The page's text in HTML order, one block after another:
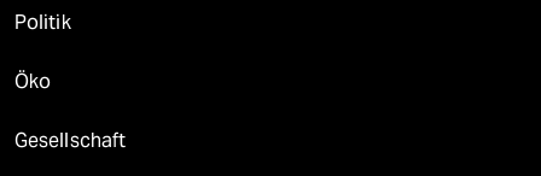
Politik
Öko
Gesellschaft